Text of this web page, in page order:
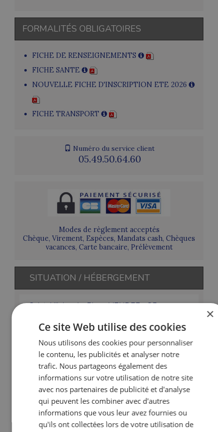
FORMALITÉS OBLIGATOIRES
FICHE DE RENSEIGNEMENTS
FICHE SANTE
NOUVELLE FICHE D'INSCRIPTION ETE 2026
FICHE TRANSPORT
Numéro du service client
05.49.50.64.60
Modes de règlement acceptés
Chèque, Virement, Espèces, Mandats cash, Chèques
vacances, Carte bancaire, Prélèvement
SITUATION / HÉBERGEMENT
Saint-Hilaire-de-Riez - VENDEE - 85 -
Deux mobil-homes :6 chambres au rdc, de 1 à 2
personnes, piscine avec toboggan. Conseil : tenue de
sport et baskets.
Nom Etage Description
CH 1 RDC 2 lits simples
×
Ce site Web utilise des cookies
Nous utilisons des cookies pour personnaliser
le contenu, les publicités et analyser notre
trafic. Nous partageons également des
informations sur votre utilisation de notre site
avec nos partenaires de publicité et d'analyse
qui peuvent les combiner avec d'autres
informations que vous leur avez fournies ou
qu'ils ont collectées lors de votre utilisation de